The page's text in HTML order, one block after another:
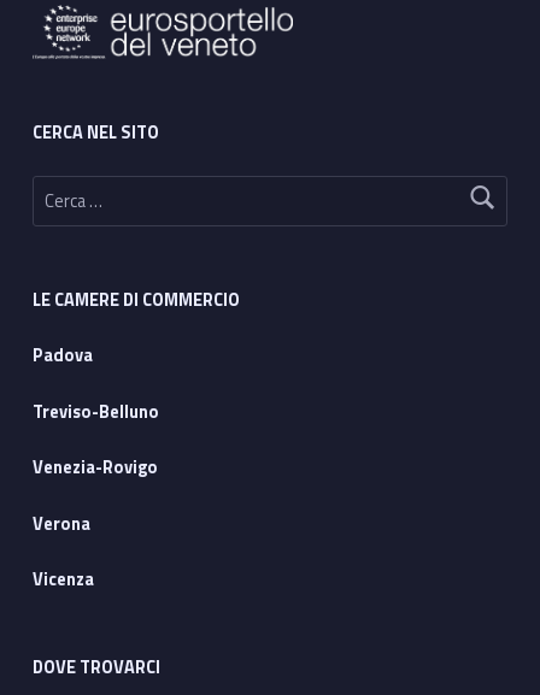
CERCA NEL SITO
Ricerca per:
LE CAMERE DI COMMERCIO
Padova
Treviso-Belluno
Venezia-Rovigo
Verona
Vicenza
DOVE TROVARCI